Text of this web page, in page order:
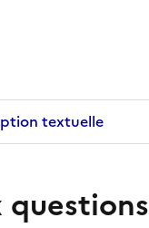
textuelle
questions